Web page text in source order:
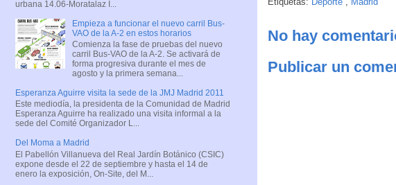
No hay
Publicar un
urbana 14.06-Moratalaz I...
Empieza a funcionar el nuevo carril Bus-
VAO de la A-2 en estos horarios
Comienza la fase de pruebas del nuevo
carril Bus-VAO de la A-2. Se activará de
forma progresiva durante el mes de
agosto y la primera semana...
Esperanza Aguirre visita la sede de la JMJ Madrid 2011
Este mediodía, la presidenta de la Comunidad de Madrid
Esperanza Aguirre ha realizado una visita informal a la
sede del Comité Organizador L...
Del Moma a Madrid
El Pabellón Villanueva del Real Jardín Botánico (CSIC)
expone desde el 22 de septiembre y hasta el 14 de
enero la exposición, On-Site, del M...